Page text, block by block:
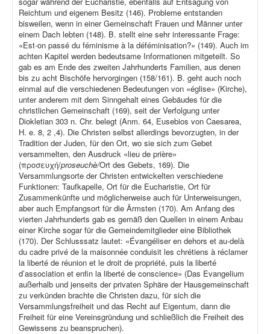
Reichtum und eigenem Besitz (146). Probleme entstanden
bisweilen, wenn in einer Gemeinschaft Frauen und Männer unter
einem Dach lebten (148). B. stellt eine sehr interessante Frage:
«Est-on passé du féminisme à la déféminisation?» (149). Auch im
achten Kapitel werden bedeutsame Informationen mitgeteilt. So
gab es am Ende des zweiten Jahrhunderts Familien, aus denen
bis zu acht Bischöfe hervorgingen (158/161). B. geht auch noch
einmal auf die verschiedenen Bedeutungen von «église» (Kirche),
unter anderem mit dem Sinngehalt eines Gebäudes für die
christlichen Gemeinschaft (169), seit der Verfolgung unter
Diokletian 303 n. Chr. belegt (Anm. 64, Eusebios von Caesarea,
H. e. 8, 2 ,4). Die Christen selbst allerdings bevorzugten, in der
Tradition der Juden, für den Ort, wo sie sich zum Gebet
versammelten, den Ausdruck «lieu de prière»
(προσευχή/proseuchè/Ort des Gebets, 169). Die
Versammlungsorte der Christen entwickelten verschiedene
Funktionen: Taufkapelle, Ort für die Eucharistie, Ort für
Zusammenkünfte und möglicherweise auch für Unterweisungen,
aber auch Empfangsort für die Ärmsten (170). Am Anfang des
vierten Jahrhunderts gab es gemäß den Quellen in einem Anbau
einer Kirche sogar für die Gemeindemitglieder eine Bibliothek
(170). Der Schlusssatz lautet: «Évangéliser en dehors et au-delà
du cadre privé de la maisonnée conduisit les chrétiens à réclamer
la liberté de réunion et le droit de propriété, puis la liberté
d’association et enfin la liberté de conscience» (Das Evangelium
außerhalb und jenseits der privaten Sphäre der Hausgemeinschaft
zu verkünden brachte die Christen dazu, für sich die
Versammlungsfreiheit und das Recht auf Eigentum, dann die
Freiheit für eine Vereinsgründung und schließlich die Freiheit des
Gewissens zu beanspruchen).